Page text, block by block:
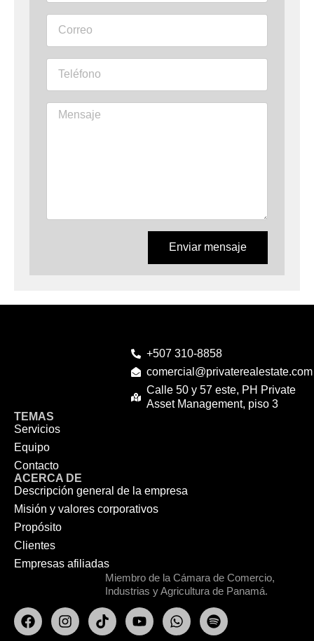
Enviar mensaje
+507 310-8858
comercial@privaterealestate.com
Calle 50 y 57 este, PH Private
Asset Management, piso 3
TEMAS
Servicios
Equipo
Contacto
ACERCA DE
Descripción general de la empresa
Misión y valores corporativos
Propósito
Clientes
Empresas afiliadas
Miembro de la Cámara de Comercio,
Industrias y Agricultura de Panamá.